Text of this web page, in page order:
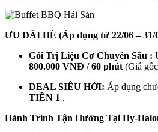
ƯU ĐÃI HÈ (Áp dụng từ 22/06 – 31/
Gói Trị Liệu Cơ Chuyên Sâu :
800.000 VNĐ / 60 phút (Giá
DEAL SIÊU HỜI: Áp dụng
TIỀN 1 .
Hành Trình Tận Hưởng Tại Hy-